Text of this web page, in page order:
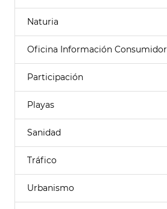
Naturia
Oficina Información Consumidor
Participación
Playas
Sanidad
Tráfico
Urbanismo